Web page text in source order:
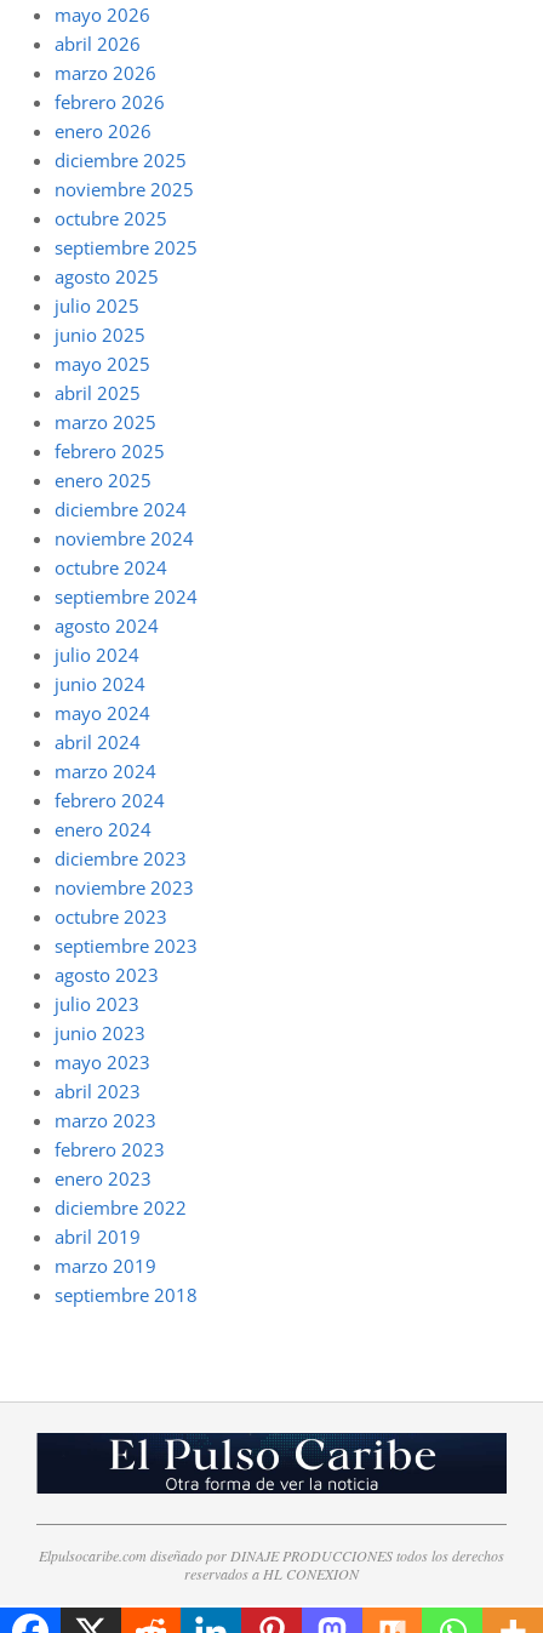
mayo 2026
abril 2026
marzo 2026
febrero 2026
enero 2026
diciembre 2025
noviembre 2025
octubre 2025
septiembre 2025
agosto 2025
julio 2025
junio 2025
mayo 2025
abril 2025
marzo 2025
febrero 2025
enero 2025
diciembre 2024
noviembre 2024
octubre 2024
septiembre 2024
agosto 2024
julio 2024
junio 2024
mayo 2024
abril 2024
marzo 2024
febrero 2024
enero 2024
diciembre 2023
noviembre 2023
octubre 2023
septiembre 2023
agosto 2023
julio 2023
junio 2023
mayo 2023
abril 2023
marzo 2023
febrero 2023
enero 2023
diciembre 2022
abril 2019
marzo 2019
septiembre 2018
Elpulsocaribe.com diseñado por DINAJE PRODUCCIONES todos los derechos
reservados a HL CONEXION